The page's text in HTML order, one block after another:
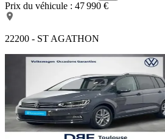
Prix du véhicule : 47 990 €
22200 - ST AGATHON